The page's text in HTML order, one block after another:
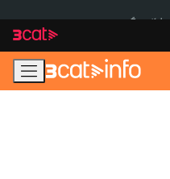
navegació
principal
contingut